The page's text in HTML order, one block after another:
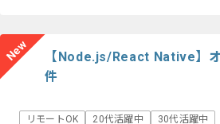
New
【Node.js/React Native】
件
リモートOK 20代活躍中 30代活躍中